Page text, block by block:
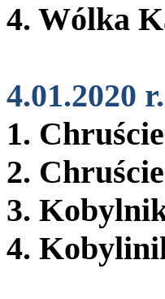
4. Wólka
4.01.2020
1.
2.
3.
4.